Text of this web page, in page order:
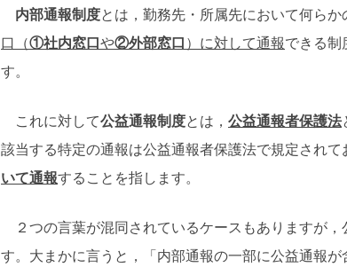
内部通報制度とは，勤務先・所属先において何ら
口（①社内窓口 や②外部窓口 ）に対して通報できる制
す。
これに対して公益通報制度とは， 公益通報者保護法
該当する特定の通報は公益通報者保護法で規定されて
いて通報することを指します。
２つの言葉が混同されているケースもありますが，
す。大まかに言うと，「内部通報の一部に公益通報が